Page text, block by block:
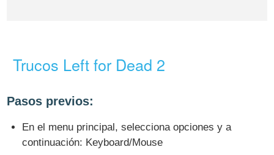
Trucos Left for Dead 2
Pasos previos:
En el menu principal, selecciona opciones y a
continuación: Keyboard/Mouse